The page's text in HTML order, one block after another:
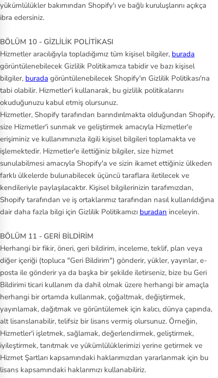
yükümlülükler bakımından Shopify'ı ve bağlı kuruluşlarını açıkça
ibra edersiniz.
BÖLÜM 10 - GİZLİLİK POLİTİKASI
Hizmetler aracılığıyla topladığımız tüm kişisel bilgiler, burada
görüntülenebilecek Gizlilik Politikamıza tabidir ve bazı kişisel
bilgiler, burada görüntülenebilecek Shopify'ın Gizlilik Politikası'na
tabi olabilir. Hizmetler'i kullanarak, bu gizlilik politikalarını
okuduğunuzu kabul etmiş olursunuz.
Hizmetler, Shopify tarafından barındırılmakta olduğundan Shopify,
size Hizmetler'i sunmak ve geliştirmek amacıyla Hizmetler'e
erişiminiz ve kullanımınızla ilgili kişisel bilgileri toplamakta ve
işlemektedir. Hizmetler'e ilettiğiniz bilgiler, size hizmet
sunulabilmesi amacıyla Shopify'a ve sizin ikamet ettiğiniz ülkeden
farklı ülkelerde bulunabilecek üçüncü taraflara iletilecek ve
kendileriyle paylaşılacaktır. Kişisel bilgilerinizin tarafımızdan,
Shopify tarafından ve iş ortaklarımız tarafından nasıl kullanıldığına
dair daha fazla bilgi için Gizlilik Politikamızı buradan inceleyin.
BÖLÜM 11 - GERİ BİLDİRİM
Herhangi bir fikir, öneri, geri bildirim, inceleme, teklif, plan veya
diğer içeriği (topluca "Geri Bildirim") gönderir, yükler, yayınlar, e-
posta ile gönderir ya da başka bir şekilde iletirseniz, bize bu Geri
Bildirimi ticari kullanım da dahil olmak üzere herhangi bir amaçla
herhangi bir ortamda kullanmak, çoğaltmak, değiştirmek,
yayınlamak, dağıtmak ve görüntülemek için kalıcı, dünya çapında,
alt lisanslanabilir, telifsiz bir lisans vermiş olursunuz. Örneğin,
Hizmetler'i işletmek, sağlamak, değerlendirmek, geliştirmek,
iyileştirmek, tanıtmak ve yükümlülüklerimizi yerine getirmek ve
Hizmet Şartları kapsamındaki haklarımızdan yararlanmak için bu
lisans kapsamındaki haklarımızı kullanabiliriz.